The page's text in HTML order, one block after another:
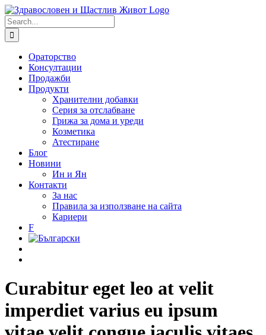
Skip
to
content
Search
for:
Ораторство
Консултации
Продажби
Продукти
Хранителни добавки
Серия за отслабване
Грижа за дома и уреди
Козметика
Атестиране
Блог
Новини
Ин и Ян
Контакти
За нас
Правила за използване на сайта
Кариери
F
Curabitur eget leo at velit
imperdiet varius eu ipsum